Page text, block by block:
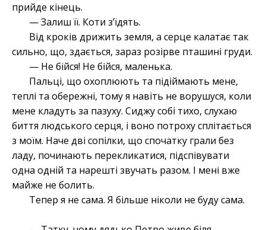
прийде кінець.
— Залиш її. Коти з’їдять.
Від кроків дрижить земля, а серце калатає так
сильно, що, здається, зараз розірве пташині груди.
— Не бійся! Не бійся, маленька.
Пальці, що охоплюють та підіймають мене,
теплі та обережні, тому я навіть не ворушуся, коли
мене кладуть за пазуху. Сиджу собі тихо, слухаю
биття людського серця, і воно потроху сплітається
з моїм. Наче дві сопілки, що спочатку грали без
ладу, починають перекликатися, підспівувати
одна одній та нарешті звучать разом. І мені вже
майже не болить.
Тепер я не сама. Я більше ніколи не буду сама.